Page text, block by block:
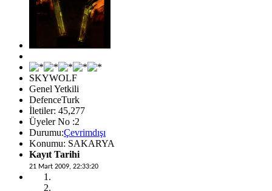
SKYWOLF
Genel Yetkili
DefenceTurk
İletiler: 45,277
Üyeler No :2
Durumu:Çevrimdışı
Konumu: SAKARYA
Kayıt Tarihi
21 Mart 2009, 22:33:20